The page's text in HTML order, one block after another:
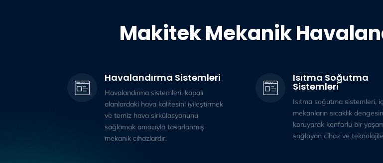
Makitek Mekanik
Havalandırma Sistemleri
Havalandırma sistemleri, kapalı
alanlardaki hava kalitesini iyileştirmek
ve temiz hava sirkülasyonunu
sağlamak amacıyla tasarlanmış
mekanik cihazlardır.
Isıtma Soğutma
Sistemleri
Isıtma soğutma sistemleri, iç
mekanların sıcaklık
koruyarak konforlu bir
sağlayan cihaz ve